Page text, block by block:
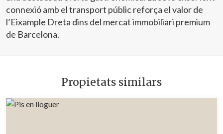
connexió amb el transport públic reforça el valor de
l’Eixample Dreta dins del mercat immobiliari premium
de Barcelona.
Propietats similars